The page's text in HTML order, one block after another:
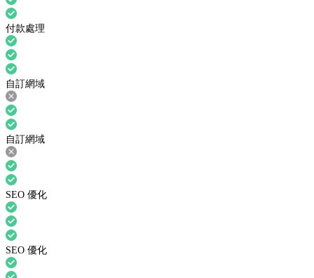
付款處理
自訂網域
自訂網域
SEO 優化
SEO 優化